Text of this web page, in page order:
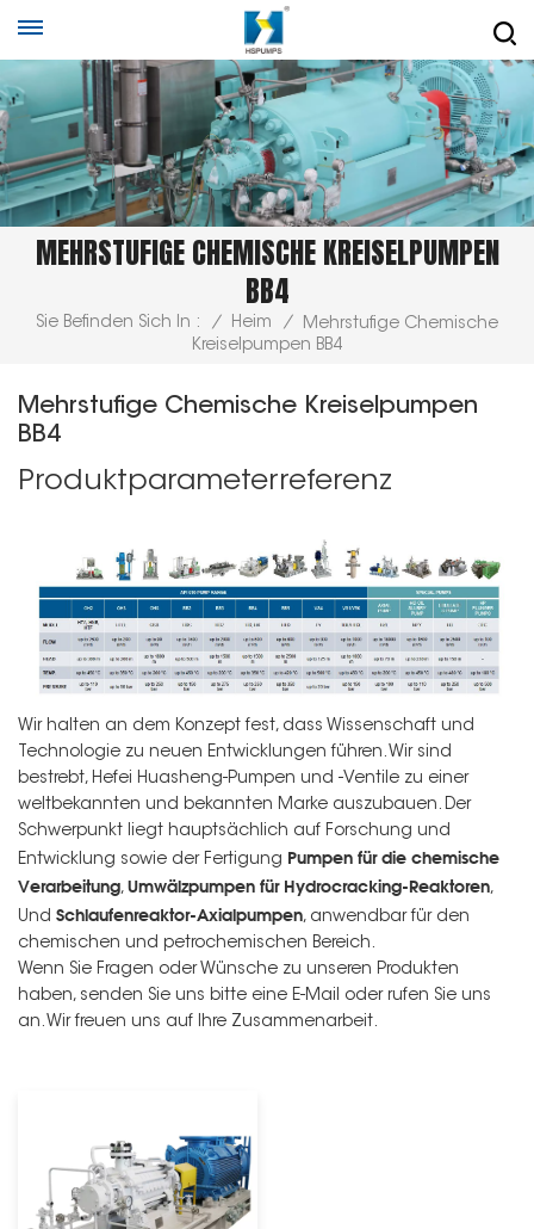
MEHRSTUFIGE CHEMISCHE KREISELPUMPEN
BB4
Sie Befinden Sich In : / Heim /
Mehrstufige Chemische
Kreiselpumpen BB4
Mehrstufige Chemische Kreiselpumpen
BB4
Produktparameterreferenz
Wir halten an dem Konzept fest, dass Wissenschaft und
Technologie zu neuen Entwicklungen führen. Wir sind
bestrebt, Hefei Huasheng-Pumpen und -Ventile zu einer
weltbekannten und bekannten Marke auszubauen. Der
Schwerpunkt liegt hauptsächlich auf Forschung und
Entwicklung sowie der Fertigung Pumpen für die chemische
Verarbeitung, Umwälzpumpen für Hydrocracking-Reaktoren,
Und Schlaufenreaktor-Axialpumpen, anwendbar für den
chemischen und petrochemischen Bereich.
Wenn Sie Fragen oder Wünsche zu unseren Produkten
haben, senden Sie uns bitte eine E-Mail oder rufen Sie uns
an. Wir freuen uns auf Ihre Zusammenarbeit.